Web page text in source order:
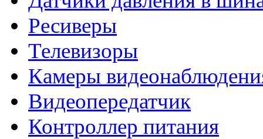
Ресиверы
Телевизоры
Камеры
Видеопередатчик
Контроллер питания